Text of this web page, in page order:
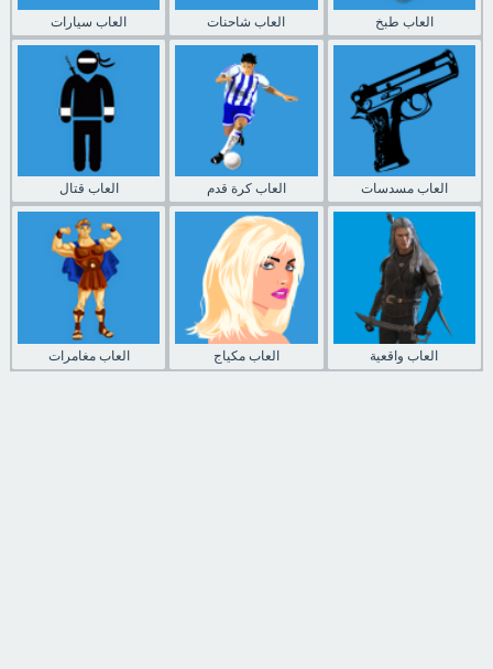
العاب سيارات العاب شاحنات العاب طبخ
العاب قتال العاب كرة قدم العاب مسدسات
العاب مغامرات العاب مكياج العاب واقعية